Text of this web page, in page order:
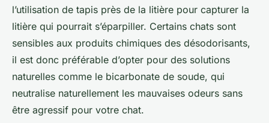
l’utilisation de tapis près de la litière pour capturer la
litière qui pourrait s’éparpiller. Certains chats sont
sensibles aux produits chimiques des désodorisants,
il est donc préférable d’opter pour des solutions
naturelles comme le bicarbonate de soude, qui
neutralise naturellement les mauvaises odeurs sans
être agressif pour votre chat.